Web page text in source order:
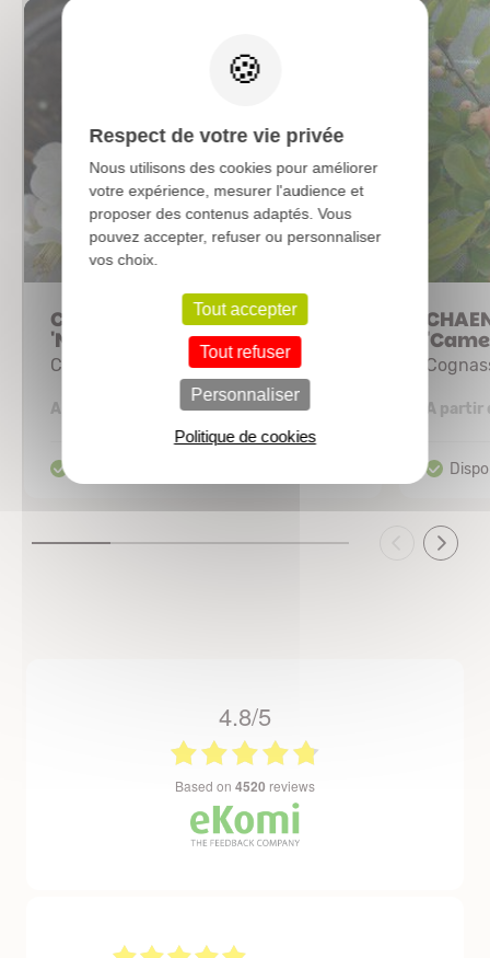
CHAENOMELES speciosa
'Nivalis'
Cognassier du japon
A partir de 3,41 € A partir
4.8/5
based on 4520 reviews
Respect de votre vie privée
Nous utilisons des cookies pour améliorer
votre expérience, mesurer l'audience et
proposer des contenus adaptés. Vous
pouvez accepter, refuser ou personnaliser
vos choix.
Tout accepter
Tout refuser
Personnaliser
Politique de cookies